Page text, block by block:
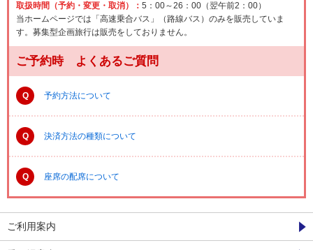
取扱時間（予約・変更・取消）： 5：00～26：00（翌午前2：00）
当ホームページでは「高速乗合バス」（路線バス）のみを販売していま
す。募集型企画旅行は販売をしておりません。
ご予約時 よくあるご質問
Q 予約方法について
Q 決済方法の種類について
Q 座席の配席について
ご利用案内